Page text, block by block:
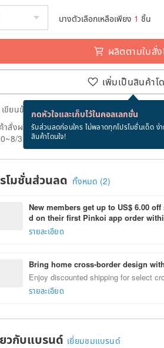
บางตัวเลือกเหลือเพียง 1 ชิ้น
ผลิตตามใบสั่
เพิ่มเป็นสินค้าโ
กดหัวใจและเก็บไว้ในคอลเลกชั่น
รับส่วนลดก่อนใคร ไม่พลาดทุกโปรโมชั่นเด็ด ง่
สินค้าโดนใจ!
เขียนข้อความและส่ง eCard ฟรีเมื่อซื้อสินค้า!
สั่งผลิต" ใช้เวลาผลิต 10 วันทำการหลังจากชำ
31
โมชั่นส่วนลด ทั้งหมด (2)
New members get up to US$ 6.00
d on their first Pinkoi app order
รายละเอียด
Bring home cross-border design
Enjoy discounted shipping for select
รายละเอียด
วกับแบรนด์ เยี่ยมชมแบรนด์